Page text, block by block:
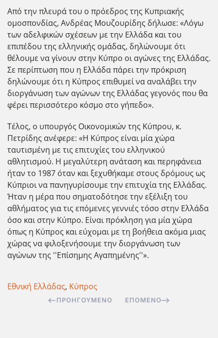
Από την πλευρά του ο πρόεδρος της Κυπριακής
ομοσπονδίας, Ανδρέας Μουζουρίδης δήλωσε: «Λόγω
των αδελφικών σχέσεων με την Ελλάδα και του
επιπέδου της ελληνικής ομάδας, δηλώνουμε ότι
θέλουμε να γίνουν στην Κύπρο οι αγώνες της Ελλάδας.
Σε περίπτωση που η Ελλάδα πάρει την πρόκριση
δηλώνουμε ότι η Κύπρος επιθυμεί να αναλάβει την
διοργάνωση των αγώνων της Ελλάδας γεγονός που θα
φέρει περισσότερο κόσμο στο γήπεδο».
Τέλος, ο υπουργός Οικονομικών της Κύπρου, κ.
Πετρίδης ανέφερε: «Η Κύπρος είναι μία χώρα
ταυτισμένη με τις επιτυχίες του ελληνικού
αθλητισμού. Η μεγαλύτερη ανάταση και περηφάνεια
ήταν το 1987 όταν και ξεχυθήκαμε στους δρόμους ως
Κύπριοι να πανηγυρίσουμε την επιτυχία της Ελλάδας.
Ήταν η μέρα που σηματοδότησε την εξέλιξη του
αθλήματος για τις επόμενες γεννιές τόσο στην Ελλάδα
όσο και στην Κύπρο. Είναι πρόκληση για μία χώρα
όπως η Κύπρος και εύχομαι με τη βοήθεια ακόμα μιας
χώρας να φιλοξενήσουμε την διοργάνωση των
αγώνων της ''Επίσημης Αγαπημένης''».
Εθνική Ελλάδας, Κύπρος
ΠΡΟΗΓΟΎΜΕΝΟ ΕΠΌΜΕΝΟ